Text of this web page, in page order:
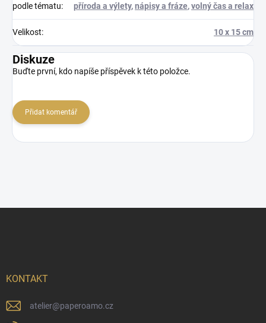
podle tématu: příroda a výlety,nápisy a fráze,volný čas a relax
Velikost: 10 x 15 cm
Diskuze
Buďte první, kdo napíše příspěvek k této položce.
Přidat komentář
KONTAKT
atelier@paperoamo.cz